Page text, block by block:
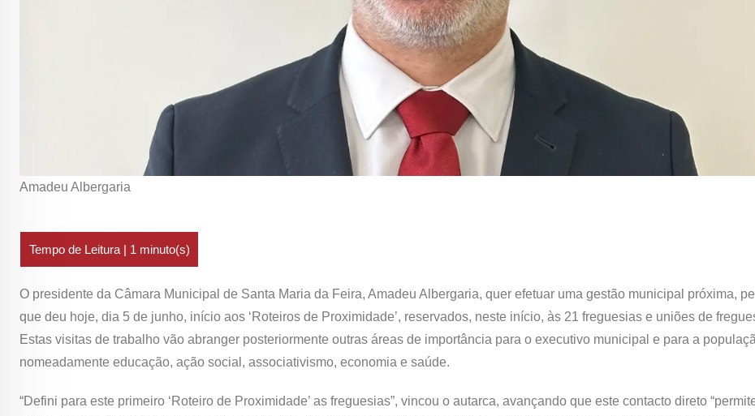
Amadeu Albergaria
O presidente da Câmara Municipal de Santa Maria da Feira, Amadeu Albergaria, quer efetuar uma gestão municipal próxima,
que deu hoje, dia 5 de junho, início aos ‘Roteiros de Proximidade’, reservados, neste início, às 21 freguesias e uniões de
Estas visitas de trabalho vão abranger posteriormente outras áreas de importância para o executivo municipal e para a
nomeadamente educação, ação social, associativismo, economia e saúde.
“Defini para este primeiro ‘Roteiro de Proximidade’ as freguesias”, vincou o autarca, avançando que este contacto direto